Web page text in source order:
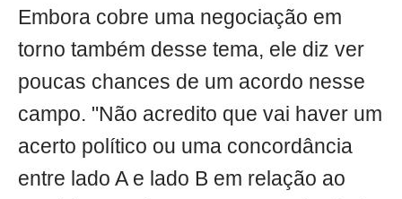
Embora cobre uma negociação em
torno também desse tema, ele diz ver
poucas chances de um acordo nesse
campo. "Não acredito que vai haver um
acerto político ou uma concordância
entre lado A e lado B em relação ao